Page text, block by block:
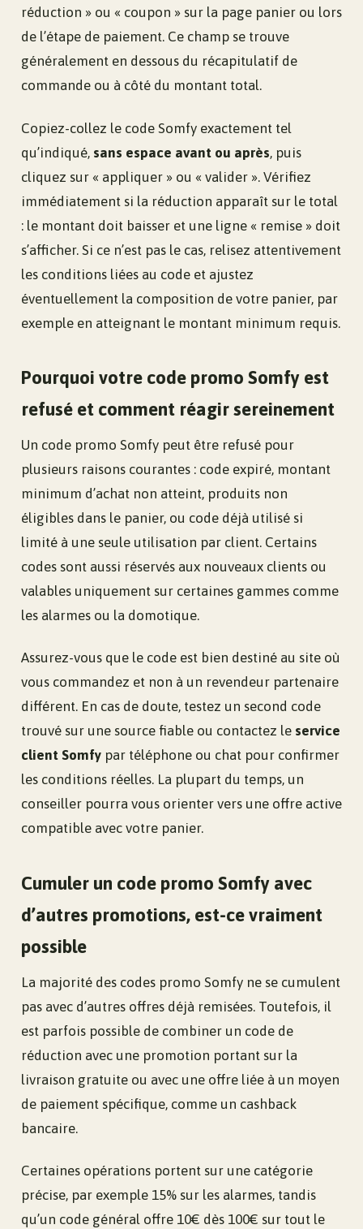
réduction » ou « coupon » sur la page panier ou lors
de l’étape de paiement. Ce champ se trouve
généralement en dessous du récapitulatif de
commande ou à côté du montant total.
Copiez-collez le code Somfy exactement tel
qu’indiqué, sans espace avant ou après, puis
cliquez sur « appliquer » ou « valider ». Vérifiez
immédiatement si la réduction apparaît sur le total
: le montant doit baisser et une ligne « remise » doit
s’afficher. Si ce n’est pas le cas, relisez attentivement
les conditions liées au code et ajustez
éventuellement la composition de votre panier, par
exemple en atteignant le montant minimum requis.
Pourquoi votre code promo Somfy est
refusé et comment réagir sereinement
Un code promo Somfy peut être refusé pour
plusieurs raisons courantes : code expiré, montant
minimum d’achat non atteint, produits non
éligibles dans le panier, ou code déjà utilisé si
limité à une seule utilisation par client. Certains
codes sont aussi réservés aux nouveaux clients ou
valables uniquement sur certaines gammes comme
les alarmes ou la domotique.
Assurez-vous que le code est bien destiné au site où
vous commandez et non à un revendeur partenaire
différent. En cas de doute, testez un second code
trouvé sur une source fiable ou contactez le service
client Somfy par téléphone ou chat pour confirmer
les conditions réelles. La plupart du temps, un
conseiller pourra vous orienter vers une offre active
compatible avec votre panier.
Cumuler un code promo Somfy avec
d’autres promotions, est-ce vraiment
possible
La majorité des codes promo Somfy ne se cumulent
pas avec d’autres offres déjà remisées. Toutefois, il
est parfois possible de combiner un code de
réduction avec une promotion portant sur la
livraison gratuite ou avec une offre liée à un moyen
de paiement spécifique, comme un cashback
bancaire.
Certaines opérations portent sur une catégorie
précise, par exemple 15% sur les alarmes, tandis
qu’un code général offre 10€ dès 100€ sur tout le